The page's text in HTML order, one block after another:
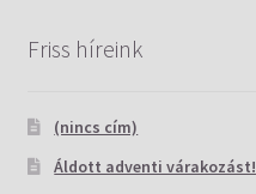
Friss híreink
(nincs cím)
Áldott adventi várakozást!